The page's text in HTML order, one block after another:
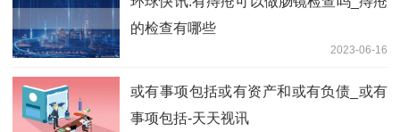
的检查有哪些
2023-06-16
或有事项包括或有资产和或有负债_或有
事项包括-天天视讯